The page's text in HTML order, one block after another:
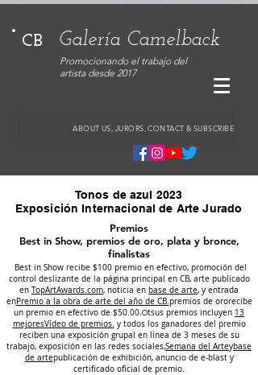
CB Galería Camelback
Promocionando el trabajo del
artista desde 2017
ABOUT US, JURORS, CONTACT & SUBSCRIBE
Tonos de azul 2023
Exposición Internacional de Arte Jurado
Premios
Best in Show, premios de oro, plata y bronce,
finalistas
Best in Show recibe $100 premio en efectivo, promoción del
control deslizante de la página principal en CB, arte publicado
en TopArtAwards.com, noticia en base de arte, y entrada
enPremio a la obra de arte del año de CB.premios de ororecibe
un premio en efectivo de $50.00.Otsus premios incluyen 13
mejoresVídeo de premios. y todos los ganadores del premio
reciben una exposición grupal en línea de 3 meses de su
trabajo, exposición en las redes sociales,Semana del Arteybase
de artepublicación de exhibición, anuncio de e-blast y
certificado oficial de premio.